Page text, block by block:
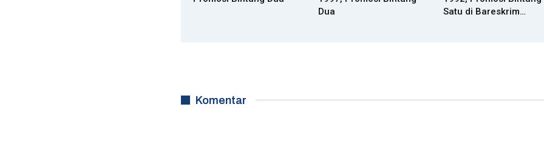
Dua
Satu di Bareskrim…
Komentar